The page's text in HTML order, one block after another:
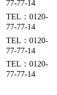
77-77-14
TEL：0120-
77-77-14
TEL：0120-
77-77-14
TEL：0120-
77-77-14